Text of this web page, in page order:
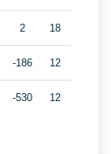
2 18
-186 12
-530 12